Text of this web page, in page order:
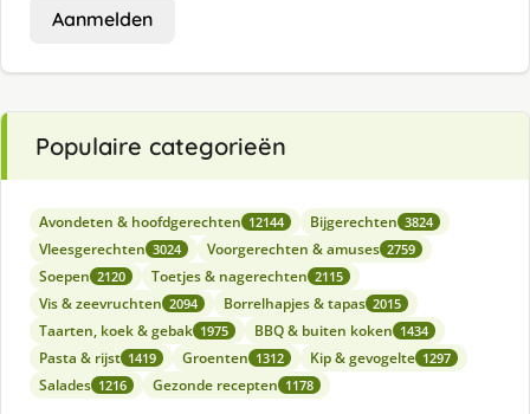
Aanmelden
Populaire categorieën
Avondeten & hoofdgerechten 12144 Bijgerechten 3824
Vleesgerechten 3024 Voorgerechten & amuses 2759
Soepen 2120 Toetjes & nagerechten 2115
Vis & zeevruchten 2094 Borrelhapjes & tapas 2015
Taarten, koek & gebak 1975 BBQ & buiten koken 1434
Pasta & rijst 1419 Groenten 1312 Kip & gevogelte 1297
Salades 1216 Gezonde recepten 1178